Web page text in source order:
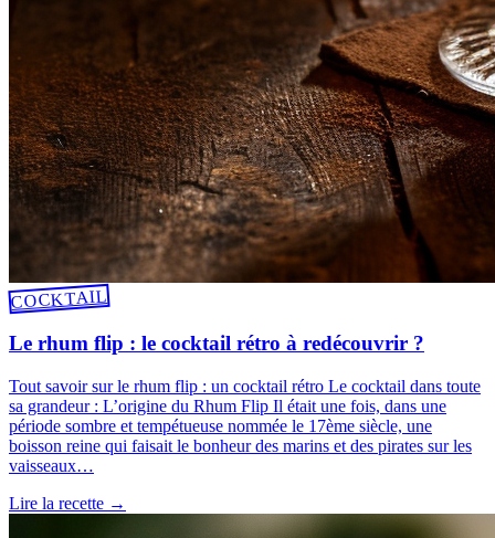
COCKTAIL
Le rhum flip : le cocktail rétro à redécouvrir ?
Tout savoir sur le rhum flip : un cocktail rétro Le cocktail dans toute
sa grandeur : L’origine du Rhum Flip Il était une fois, dans une
période sombre et tempétueuse nommée le 17ème siècle, une
boisson reine qui faisait le bonheur des marins et des pirates sur les
vaisseaux…
Lire la recette →